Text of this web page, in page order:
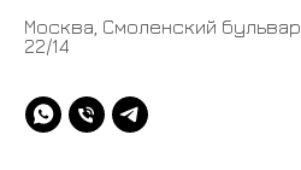
Москва, Смоленский бульвар,
22/14